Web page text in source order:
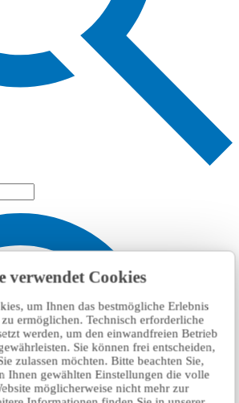
verwendet Cookies
um Ihnen das bestmögliche Erlebnis
ermöglichen. Technisch erforderliche
werden, um den einwandfreien Betrieb
Sie können frei entscheiden,
zulassen möchten. Bitte beachten Sie,
Ihnen gewählten Einstellungen die volle
möglicherweise nicht mehr zur